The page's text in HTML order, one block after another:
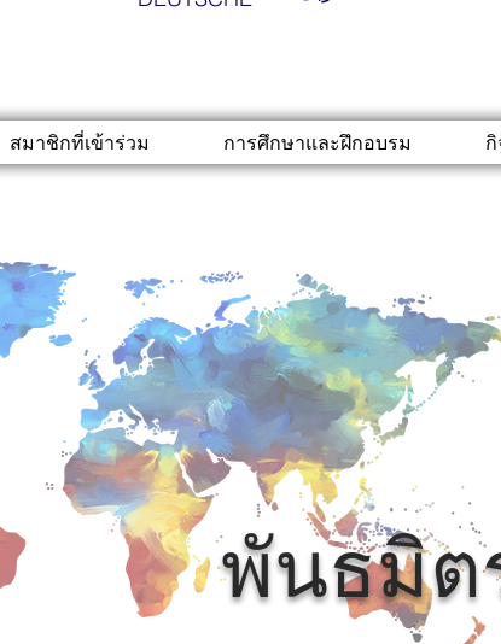
สมาชิกที่เข้าร่วม การศึกษาและฝึกอบรม กิ
พันธมิต